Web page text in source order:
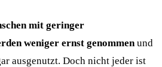
mit geringer
weniger ernst genommen und
ausgenutzt. Doch nicht jeder ist